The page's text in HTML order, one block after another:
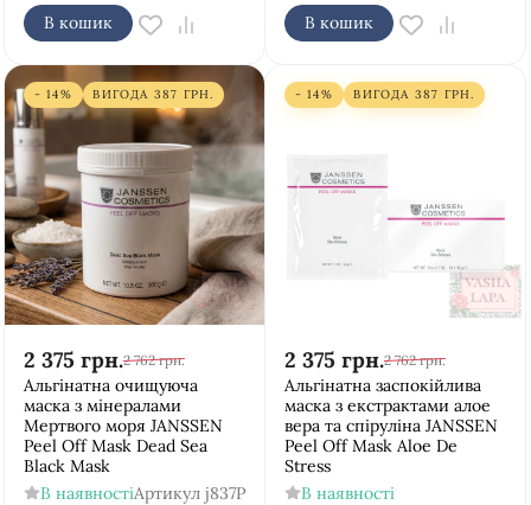
В кошик В кошик
- 14% ВИГОДА 387 ГРН.
2 375 грн.2 762 грн.
Альгінатна очищуюча
маска з мінералами
Мертвого моря JANSSEN
Peel Off Mask Dead Sea
Black Mask
В наявностіАртикул j837P
- 14% ВИГОДА 387 ГРН.
2 375 грн.2 762 грн.
Альгінатна заспокійлива
маска з екстрактами алое
вера та спіруліна JANSSEN
Peel Off Mask Aloe De
Stress
В наявності